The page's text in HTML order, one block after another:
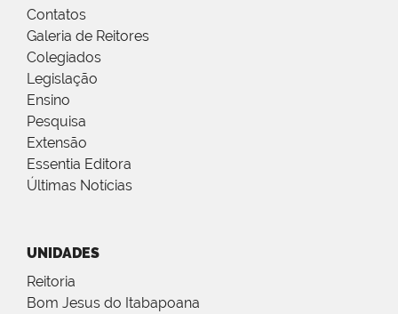
Contatos
Galeria de Reitores
Colegiados
Legislação
Ensino
Pesquisa
Extensão
Essentia Editora
Últimas Notícias
UNIDADES
Reitoria
Bom Jesus do Itabapoana